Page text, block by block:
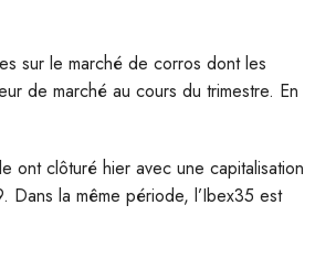
sur le marché de corros dont les
de marché au cours du trimestre. En
ont clôturé hier avec une capitalisation
Dans la même période, l’Ibex35 est